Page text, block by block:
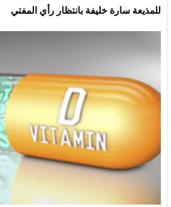
للمذيعة سارة خليفة بانتظار رأي المفتي